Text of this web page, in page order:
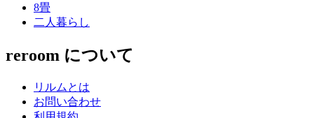
8畳
二人暮らし
reroom について
リルムとは
お問い合わせ